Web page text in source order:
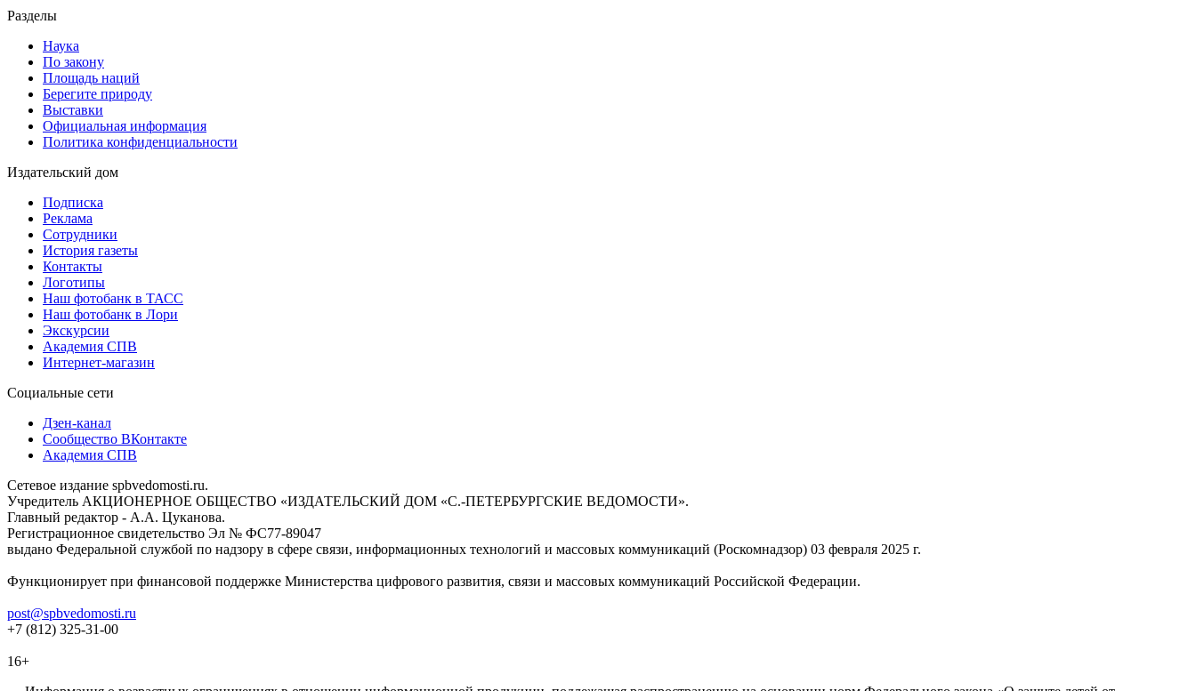
Разделы
Наука
По закону
Площадь наций
Берегите природу
Выставки
Официальная информация
Политика конфиденциальности
Издательский дом
Подписка
Реклама
Сотрудники
История газеты
Контакты
Логотипы
Наш фотобанк в ТАСС
Наш фотобанк в Лори
Экскурсии
Академия СПВ
Интернет-магазин
Социальные сети
Дзен-канал
Сообщество ВКонтакте
Академия СПВ
Сетевое издание spbvedomosti.ru.
Учредитель АКЦИОНЕРНОЕ ОБЩЕСТВО «ИЗДАТЕЛЬСКИЙ ДОМ «С.-ПЕТЕРБУРГСКИЕ ВЕДОМОСТИ».
Главный редактор - А.А. Цуканова.
Регистрационное свидетельство Эл № ФС77-89047
выдано Федеральной службой по надзору в сфере связи, информационных технологий и массовых коммуникаций (Роскомнадзор) 03 февраля 2025 г.
Функционирует при финансовой поддержке Министерства цифрового развития, связи и массовых коммуникаций Российской Федерации.
post@spbvedomosti.ru
+7 (812) 325-31-00
16+